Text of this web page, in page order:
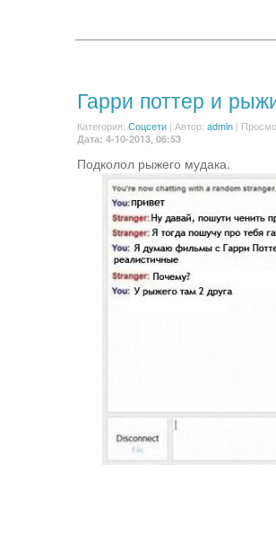
Гарри поттер и
Категория: Соцсети | Автор: admin |
Дата: 4-10-2013, 06:53
Подколол рыжего мудака.